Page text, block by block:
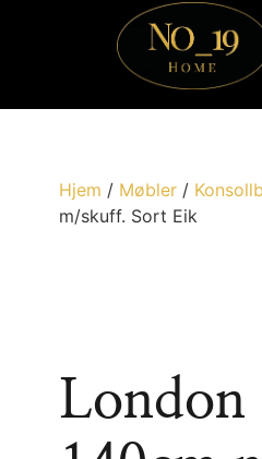
Hjem / Møbler/
m/skuff. Sort Eik
London